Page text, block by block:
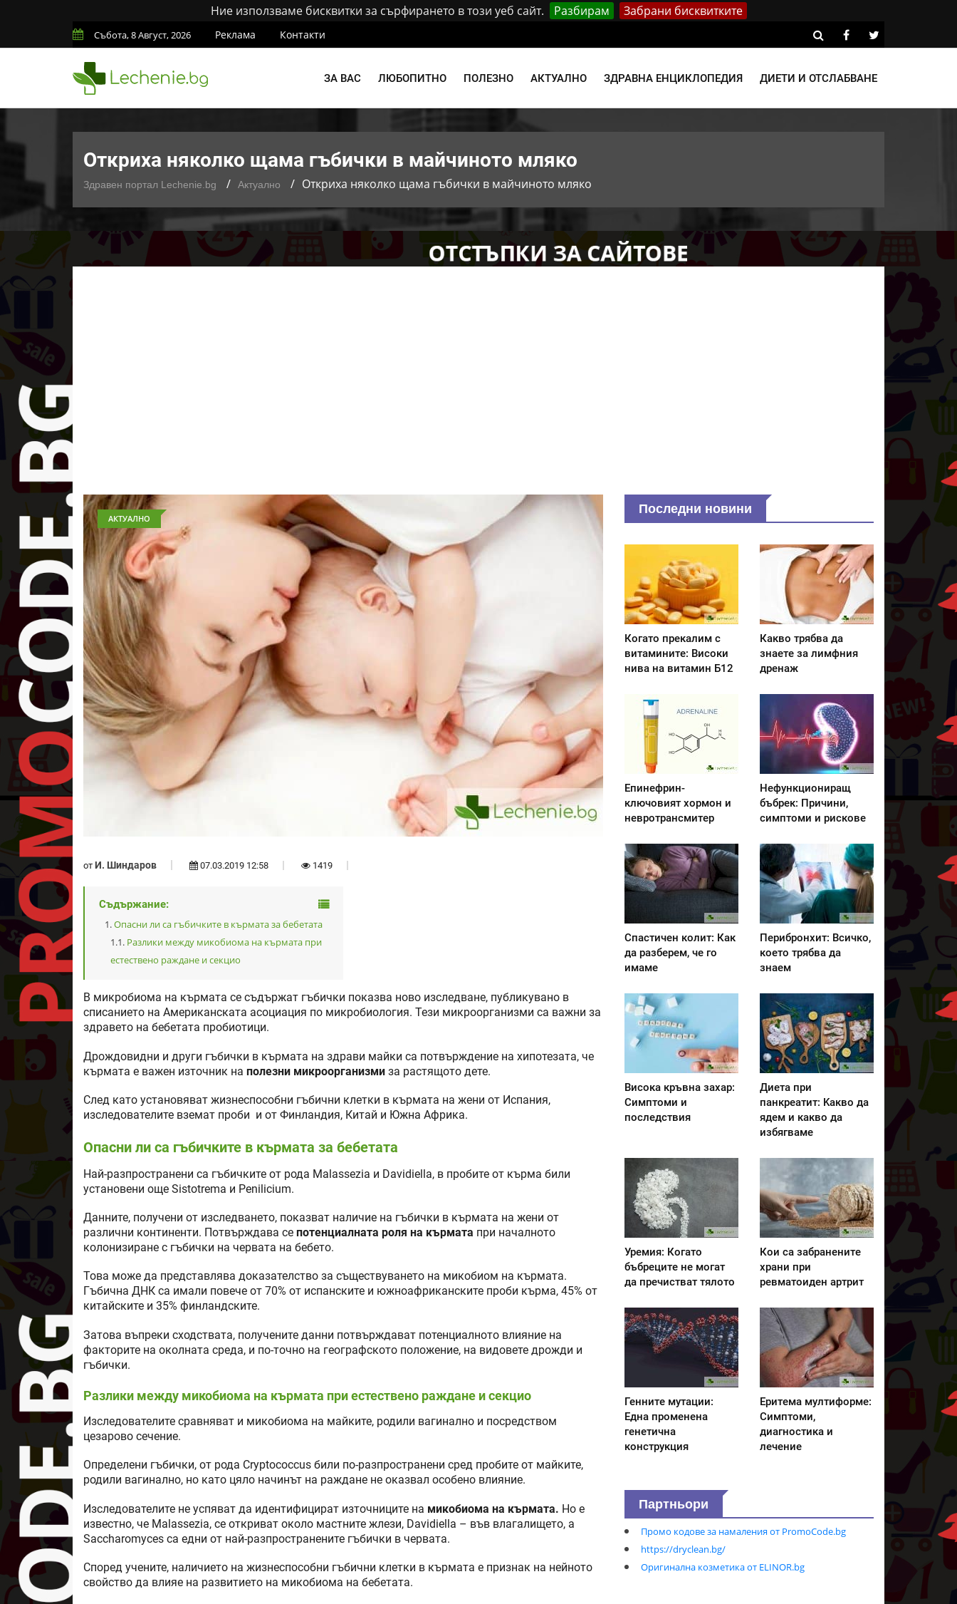
Ние използваме бисквитки за сърфирането в този уеб сайт. Разбирам Забрани бисквитките
Събота, 8 Август, 2026 Реклама Контакти
ЗА ВАС ЛЮБОПИТНО ПОЛЕЗНО АКТУАЛНО ЗДРАВНА ЕНЦИКЛОПЕДИЯ ДИЕТИ И ОТСЛАБВАНЕ
Откриха няколко щама гъбички в майчиното мляко
Здравен портал Lechenie.bg Актуално Откриха няколко щама гъбички в майчиното мляко
АКТУАЛНО
от И. Шиндаров 07.03.2019 12:58 1419
Съдържание:
Опасни ли са гъбичките в кърмата за бебетата
Разлики между микобиома на кърмата при
естествено раждане и секцио
В микробиома на кърмата се съдържат гъбички показва ново изследване, публикувано в
списанието на Американската асоциация по микробиология. Тези микроорганизми са важни за
здравето на бебетата пробиотици.
Дрождовидни и други гъбички в кърмата на здрави майки са потвърждение на хипотезата, че
кърмата е важен източник на полезни микроорганизми за растящото дете.
След като установяват жизнеспособни гъбични клетки в кърмата на жени от Испания,
изследователите вземат проби и от Финландия, Китай и Южна Африка.
Опасни ли са гъбичките в кърмата за бебетата
Най-разпространени са гъбичките от рода Malassezia и Davidiella, в пробите от кърма били
установени още Sistotrema и Penilicium.
Данните, получени от изследването, показват наличие на гъбички в кърмата на жени от
различни континенти. Потвърждава се потенциалната роля на кърмата при началното
колонизиране с гъбички на червата на бебето.
Това може да представлява доказателство за съществуването на микобиом на кърмата.
Гъбична ДНК са имали повече от 70% от испанските и южноафриканските проби кърма, 45% от
китайските и 35% финландските.
Затова въпреки сходствата, получените данни потвърждават потенциалното влияние на
факторите на околната среда, и по-точно на географското положение, на видовете дрожди и
гъбички.
Разлики между микобиома на кърмата при естествено раждане и секцио
Изследователите сравняват и микобиома на майките, родили вагинално и посредством
цезарово сечение.
Определени гъбички, от рода Cryptococcus били по-разпространени сред пробите от майките,
родили вагинално, но като цяло начинът на раждане не оказвал особено влияние.
Изследователите не успяват да идентифицират източниците на микобиома на кърмата. Но е
известно, че Malasseziа, се откриват около мастните жлези, Davidiella – във влагалището, a
Saccharomyces са едни от най-разпространените гъбички в червата.
Според учените, наличието на жизнеспособни гъбични клетки в кърмата е признак на нейното
свойство да влияе на развитието на микобиома на бебетата.
Последни новини
Когато прекалим с
витамините: Високи
нива на витамин Б12
Какво трябва да
знаете за лимфния
дренаж
Епинефрин-
ключовият хормон и
невротрансмитер
Нефункциониращ
бъбрек: Причини,
симптоми и рискове
Спастичен колит: Как
да разберем, че го
имаме
Перибронхит: Всичко,
което трябва да
знаем
Висока кръвна захар:
Симптоми и
последствия
Диета при
панкреатит: Kакво да
ядем и какво да
избягваме
Уремия: Когато
бъбреците не могат
да пречистват тялото
Кои са забранените
храни при
ревматоиден артрит
Генните мутации:
Една променена
генетична
конструкция
Еритема мултиформе:
Симптоми,
диагностика и
лечение
Партньори
Промо кодове за намаления от PromoCode.bg
https://dryclean.bg/
Оригинална козметика от ELINOR.bg